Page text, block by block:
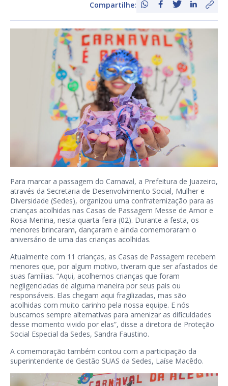
Compartilhe:
Para marcar a passagem do Carnaval, a Prefeitura de Juazeiro,
através da Secretaria de Desenvolvimento Social, Mulher e
Diversidade (Sedes), organizou uma confraternização para as
crianças acolhidas nas Casas de Passagem Messe de Amor e
Rosa Menina, nesta quarta-feira (02). Durante a festa, os
menores brincaram, dançaram e ainda comemoraram o
aniversário de uma das crianças acolhidas.
Atualmente com 11 crianças, as Casas de Passagem recebem
menores que, por algum motivo, tiveram que ser afastados de
suas famílias. “Aqui, acolhemos crianças que foram
negligenciadas de alguma maneira por seus pais ou
responsáveis. Elas chegam aqui fragilizadas, mas são
acolhidas com muito carinho pela nossa equipe. E nós
buscamos sempre alternativas para amenizar as dificuldades
desse momento vivido por elas”, disse a diretora de Proteção
Social Especial da Sedes, Sandra Faustino.
A comemoração também contou com a participação da
superintendente de Gestão SUAS da Sedes, Laíse Macêdo.